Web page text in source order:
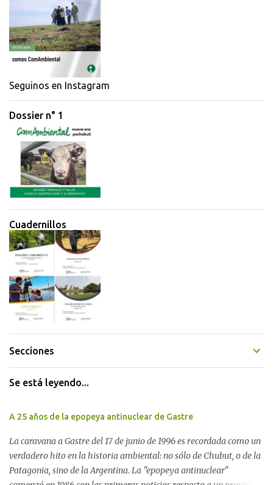
t
a
i
o
s
Seguinos en Instagram
Dossier n° 1
Cuadernillos
Secciones
Se está leyendo...
A 25 años de la epopeya antinuclear de Gastre
La caravana a Gastre del 17 de junio de 1996 es recordada como un
verdadero hito en la historia ambiental: no sólo de Chubut, o de la
Patagonia, sino de la Argentina. La "epopeya antinuclear"